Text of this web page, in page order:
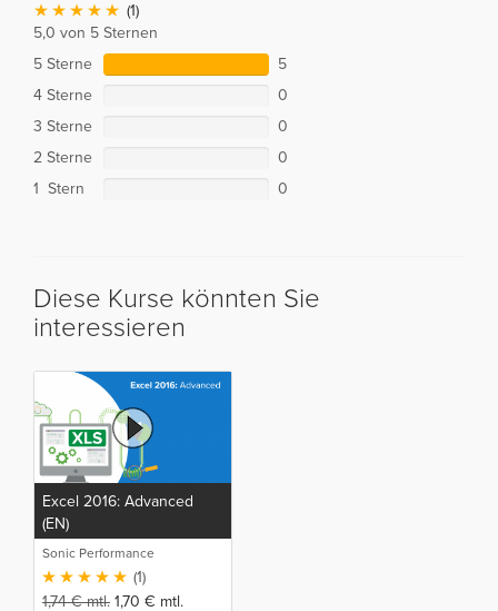
(1)
5,0 von 5 Sternen
5 Sterne
5
4 Sterne
0
3 Sterne
0
2 Sterne
0
1 Stern
0
Diese Kurse könnten Sie
interessieren
Excel 2016: Advanced
(EN)
Sonic Performance
(1)
1,74€mtl. 1,70 € mtl.